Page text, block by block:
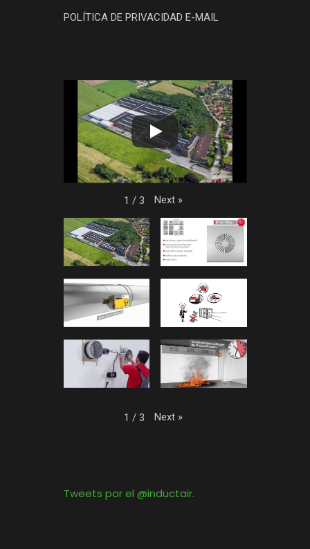
POLÍTICA DE PRIVACIDAD E-MAIL
1 / 3 Next »
1 / 3 Next »
Tweets por el @inductair.